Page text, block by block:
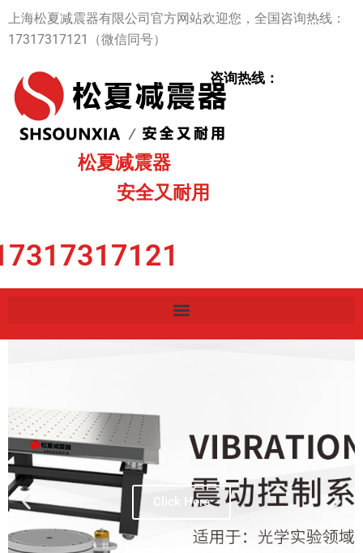
至
上海松夏减震器有限公司官方网站欢迎您，全国咨询热线：
17317317121（微信同号）
松夏减震器
安全又耐用
咨询热线：
Click Here